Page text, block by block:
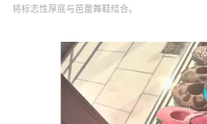
将标志性厚底与芭蕾舞鞋结合。